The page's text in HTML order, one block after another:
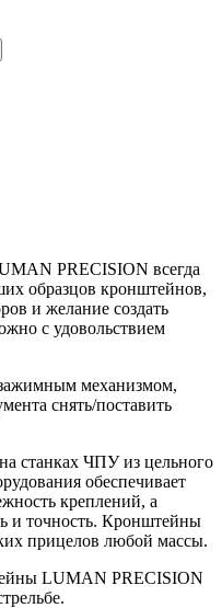
PRECISION всегда
образцов кронштейнов,
и желание создать
с удовольствием
механизмом,
снять/поставить
станках ЧПУ из цельного
обеспечивает
креплений, а
и точность. Кронштейны
прицелов любой массы.
LUMAN PRECISION